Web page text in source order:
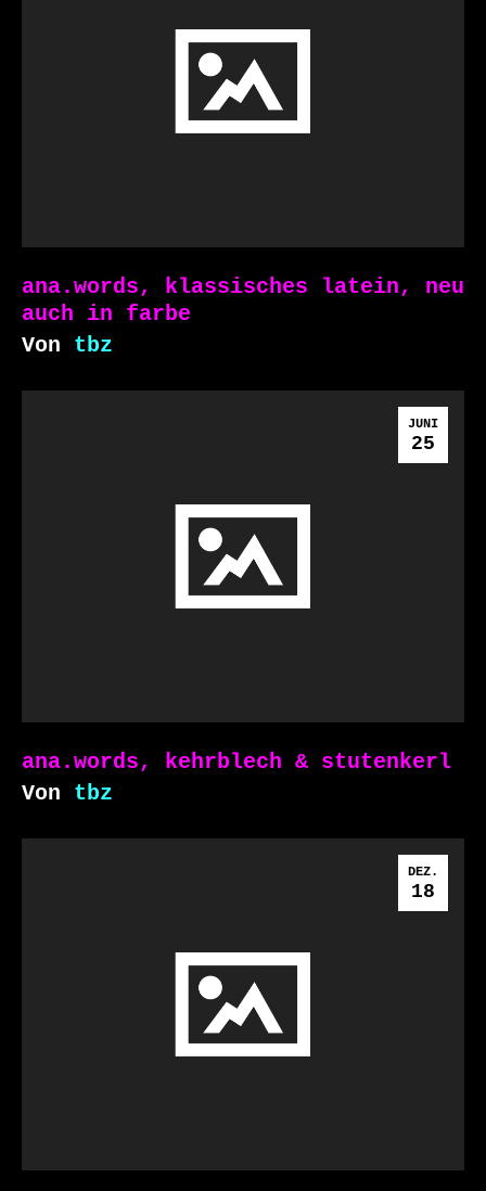
ana.words, klassisches latein, neu
auch in farbe
Von tbz
JUNI
25
ana.words, kehrblech & stutenkerl
Von tbz
DEZ.
18